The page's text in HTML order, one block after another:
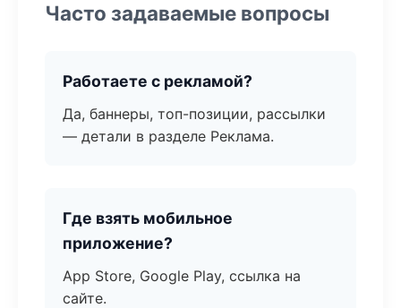
Часто задаваемые вопросы
Работаете с рекламой?
Да, баннеры, топ-позиции, рассылки
— детали в разделе Реклама.
Где взять мобильное
приложение?
App Store, Google Play, ссылка на
сайте.